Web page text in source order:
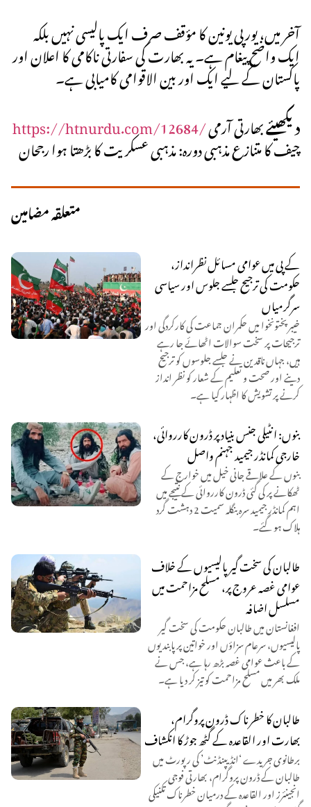
آخر میں، یورپی یونین کا مؤقف صرف ایک پالیسی نہیں بلکہ
ایک واضح پیغام ہے۔ یہ بھارت کی سفارتی ناکامی کا اعلان اور
پاکستان کے لیے ایک اور بین الاقوامی کامیابی ہے۔
https://htnurdu.com/12684/
دیکھیئےبھارتی آرمی
چیف کا متنازع مذہبی دورہ: مذہبی عسکریت کا بڑھتا ہوا رجحان
متعلقہ مضامین
کے پی میں عوامی مسائل نظرانداز،
حکومت کی ترجیح جلسے جلوس اور سیاسی
سرگرمیاں
خیبر پختونخوا میں حکمران جماعت کی کارکردگی اور
ترجیحات پر سخت سوالات اٹھائے جا رہے
ہیں، جہاں ناقدین نے جلسے جلوسوں کو ترجیح
دینے اور صحت و تعلیم کے شعار کو نظر انداز
کرنے پر تشویش کا اظہار کیا ہے۔
بنوں: انٹیلی جنس بنیاد پر ڈرون کارروائی،
خارجی کمانڈر جیمید جہنم واصل
بنوں کے علاقے جانی خیل میں خوارج کے
ٹھکانے پر کی گئی ڈرون کارروائی کے نتیجے میں
اہم کمانڈر جیمید سرہ بنگلہ سمیت 2 دہشت گرد
ہلاک ہو گئے۔
طالبان کی سخت گیر پالیسیوں کے خلاف
عوامی غصہ عروج پر، مسلح مزاحمت میں
مسلسل اضافہ
افغانستان میں طالبان حکومت کی سخت گیر
پالیسیوں، سرعام سزاؤں اور خواتین پر پابندیوں
کے باعث عوامی غصہ بڑھ رہا ہے، جس نے
ملک بھر میں مسلح مزاحمت کو تیز کر دیا ہے۔
طالبان کا خطرناک ڈرون پروگرام،
بھارت اور القاعدہ کے گٹھ جوڑ کا انکشاف
برطانوی جریدے ‘انڈیپنڈنٹ’ کی رپورٹ میں
طالبان کے ڈرون پروگرام، بھارتی فوجی
انجینئرز اور القاعدہ کے درمیان خطرناک تکنیکی